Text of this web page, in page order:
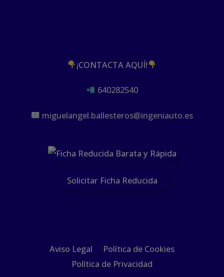
¡CONTACTA AQUÍ!
640282540
miguelangel.ballesteros@ingeniauto.es
Solicitar Ficha Reducida
Aviso Legal
Política de Cookies
Política de Privacidad